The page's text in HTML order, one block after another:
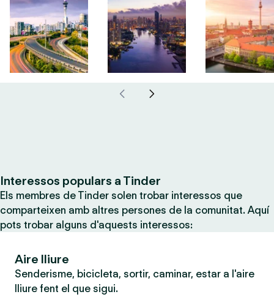
Interessos populars a Tinder
Els membres de Tinder solen trobar interessos que
comparteixen amb altres persones de la comunitat. Aquí
pots trobar alguns d'aquests interessos:
Aire lliure
Senderisme, bicicleta, sortir, caminar, estar a l'aire
lliure fent el que sigui.